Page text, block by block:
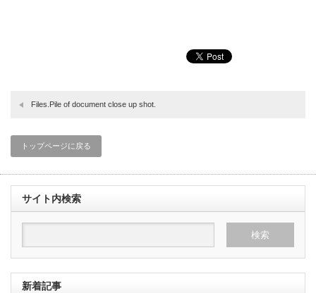
Files.Pile of document close up shot.
トップページに戻る
サイト内検索
新着記事